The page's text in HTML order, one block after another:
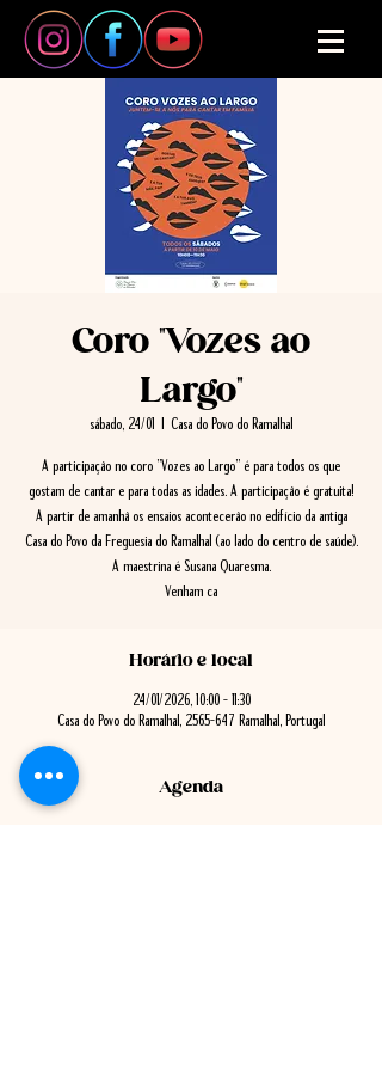
Coro "Vozes ao
Largo"
sábado, 24/01 Casa do Povo do Ramalhal
A participação no coro "Vozes ao Largo" é para todos os que
gostam de cantar e para todas as idades. A participação é gratuita!
A partir de amanhã os ensaios acontecerão no edifício da antiga
Casa do Povo da Freguesia do Ramalhal (ao lado do centro de saúde).
A maestrina é Susana Quaresma.
Venham ca
Horário e local
24/01/2026, 10:00 – 11:30
Casa do Povo do Ramalhal, 2565-647 Ramalhal, Portugal
Agenda